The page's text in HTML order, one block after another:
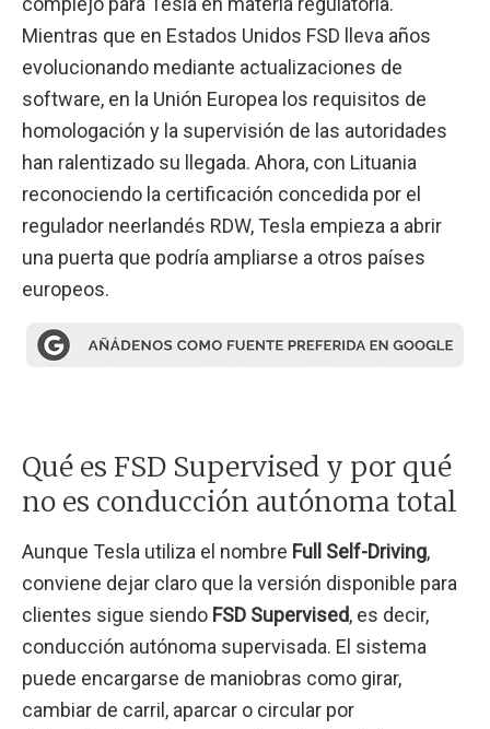
Mientras que en Estados Unidos FSD lleva años
evolucionando mediante actualizaciones de
software, en la Unión Europea los requisitos de
homologación y la supervisión de las autoridades
han ralentizado su llegada. Ahora, con Lituania
reconociendo la certificación concedida por el
regulador neerlandés RDW, Tesla empieza a abrir
una puerta que podría ampliarse a otros países
europeos.
Qué es FSD Supervised y por qué
no es conducción autónoma total
Aunque Tesla utiliza el nombre Full Self-Driving,
conviene dejar claro que la versión disponible para
clientes sigue siendo FSD Supervised, es decir,
conducción autónoma supervisada. El sistema
puede encargarse de maniobras como girar,
cambiar de carril, aparcar o circular por